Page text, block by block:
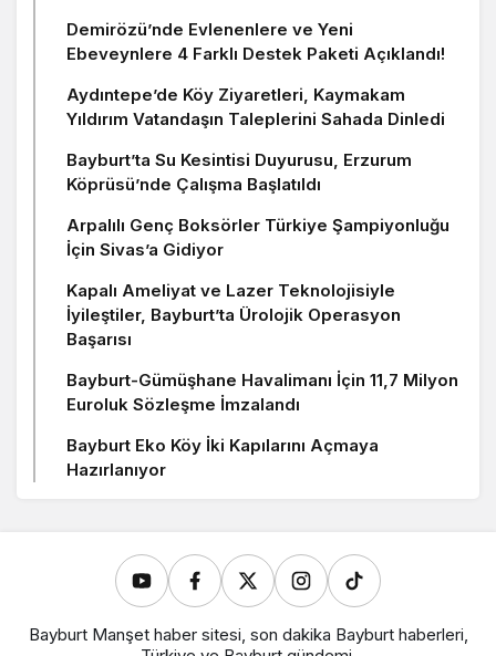
Demirözü’nde Evlenenlere ve Yeni
Ebeveynlere 4 Farklı Destek Paketi Açıklandı!
Aydıntepe’de Köy Ziyaretleri, Kaymakam
Yıldırım Vatandaşın Taleplerini Sahada Dinledi
Bayburt’ta Su Kesintisi Duyurusu, Erzurum
Köprüsü’nde Çalışma Başlatıldı
Arpalılı Genç Boksörler Türkiye Şampiyonluğu
İçin Sivas’a Gidiyor
Kapalı Ameliyat ve Lazer Teknolojisiyle
İyileştiler, Bayburt’ta Ürolojik Operasyon
Başarısı
Bayburt-Gümüşhane Havalimanı İçin 11,7 Milyon
Euroluk Sözleşme İmzalandı
Bayburt Eko Köy İki Kapılarını Açmaya
Hazırlanıyor
Bayburt Manşet haber sitesi, son dakika Bayburt haberleri,